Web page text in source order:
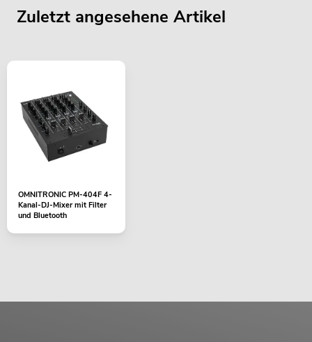
Zuletzt angesehene Artikel
OMNITRONIC PM-404F 4-
Kanal-DJ-Mixer mit Filter
und Bluetooth